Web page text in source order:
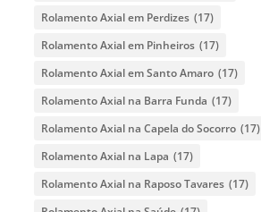
Rolamento Axial em Perdizes (17)
Rolamento Axial em Pinheiros (17)
Rolamento Axial em Santo Amaro (17)
Rolamento Axial na Barra Funda (17)
Rolamento Axial na Capela do Socorro (17)
Rolamento Axial na Lapa (17)
Rolamento Axial na Raposo Tavares (17)